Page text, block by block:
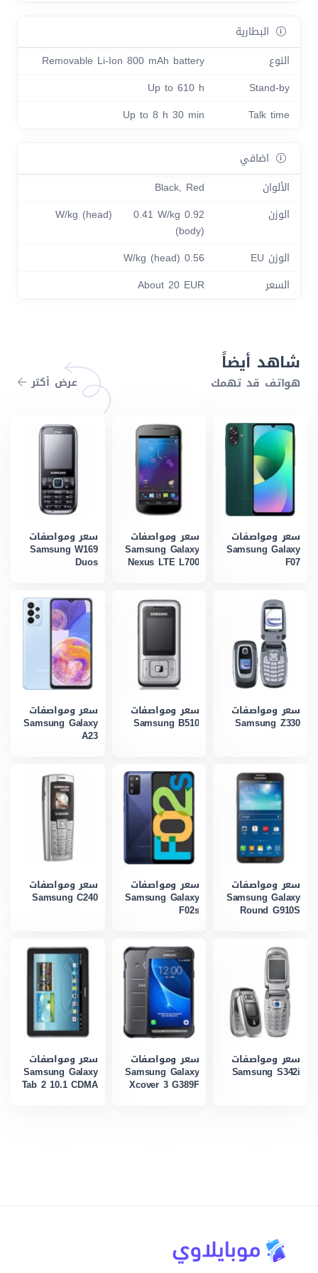
البطارية
النوع
Removable Li-Ion 800 mAh battery
Stand-by
Up to 610 h
Talk time
Up to 8 h 30 min
اضافي
الألوان
Black, Red
الوزن
0.92 W/kg (head) 0.41 W/kg
(body)
الوزن EU
0.56 W/kg (head)
السعر
About 20 EUR
شاهد أيضاً
هواتف قد تهمك عرض أكتر
سعر ومواصفات
Samsung Galaxy
F07
سعر ومواصفات
Samsung Galaxy
Nexus LTE L700
سعر ومواصفات
Samsung W169
Duos
سعر ومواصفات
Samsung Z330
سعر ومواصفات
Samsung B510
سعر ومواصفات
Samsung Galaxy
A23
سعر ومواصفات
Samsung Galaxy
Round G910S
سعر ومواصفات
Samsung Galaxy
F02s
سعر ومواصفات
Samsung C240
سعر ومواصفات
Samsung S342i
سعر ومواصفات
Samsung Galaxy
Xcover 3 G389F
سعر ومواصفات
Samsung Galaxy
Tab 2 10.1 CDMA